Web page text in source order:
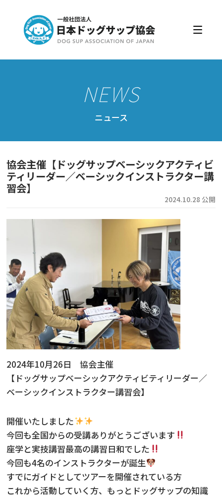
入会・更新
公認スクール・インストラクター
資格取得・協会規約
会員ページ
ドッグサップをはじめよう
フォト＆ムービー
お問い合わせ
ニュース
協会主催【ドッグサップベーシックアクティビ
ティリーダー／ベーシックインストラクター講
習会】
2024.10.28 公開
2024年10月26日 協会主催
【ドッグサップベーシックアクティビティリーダー／
ベーシックインストラクター講習会】
開催いたしました
今回も全国からの受講ありがとうございます
座学と実技講習最高の講習日和でした
今回も4名のインストラクターが誕生
すでにガイドとしてツアーを開催されている方
これから活動していく方、もっとドッグサップの知識